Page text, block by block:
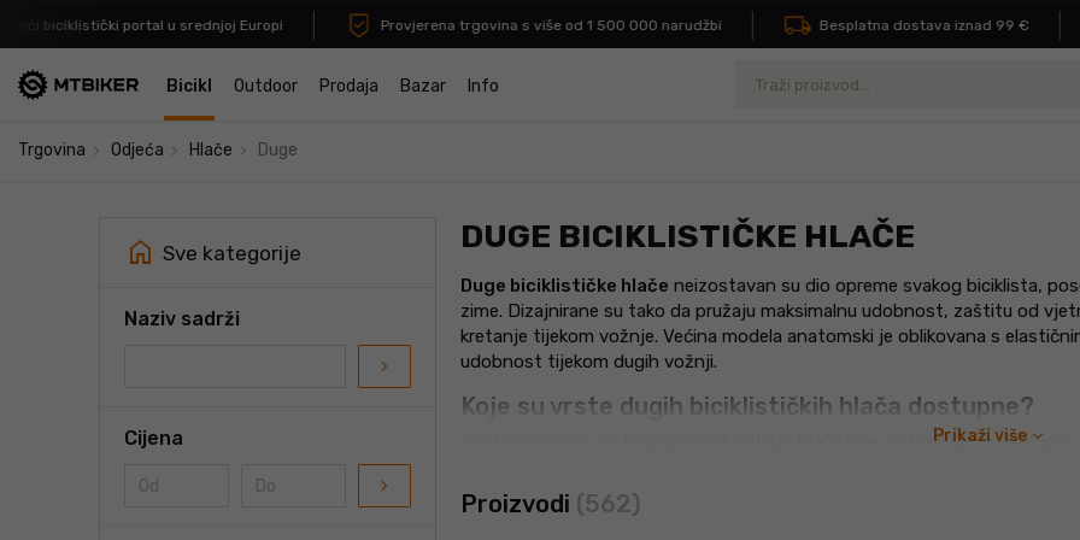
biciklistički portal u srednjoj Europi Provjerena trgovina s više od 1 500 000 narudžbi Besplatna dostava iznad 99 €
Bicikl Outdoor Prodaja Bazar Info
Trgovina Odjeća Hlače Duge
home Sve kategorije
Naziv sadrži
navigate_next
Cijena
navigate_next
DUGE BICIKLISTIČKE HLAČE
Duge biciklističke hlače neizostavan su dio opreme svakog biciklista,
zime. Dizajnirane su tako da pružaju maksimalnu udobnost, zaštitu od
kretanje tijekom vožnje. Većina modela anatomski je oblikovana s
udobnost tijekom dugih vožnji.
Koje su vrste dugih biciklističkih hlača dostupne?
Postoji nekoliko vrsta dugih biciklističkih hlača koje se razlikuju po
Uže duge hlače
Prikaži više expand_more
Proizvodi (562)